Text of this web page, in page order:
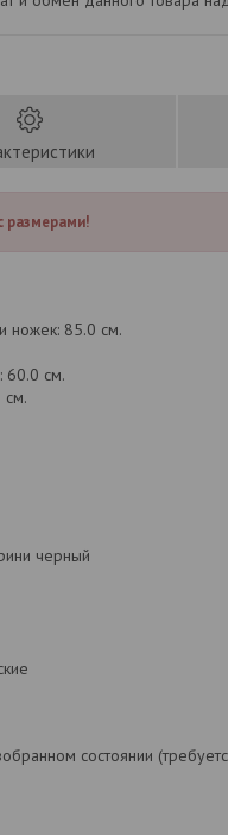
размерами!
ножек: 85.0 см.
60.0 см.
см.
черный
состоянии